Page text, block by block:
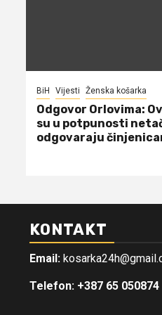
BiH Vijesti Ženska košarka
Odgovor Orlovima:
su u potpunosti
odgovaraju
KONTAKT
Email:
Telefon: +387 65 050874